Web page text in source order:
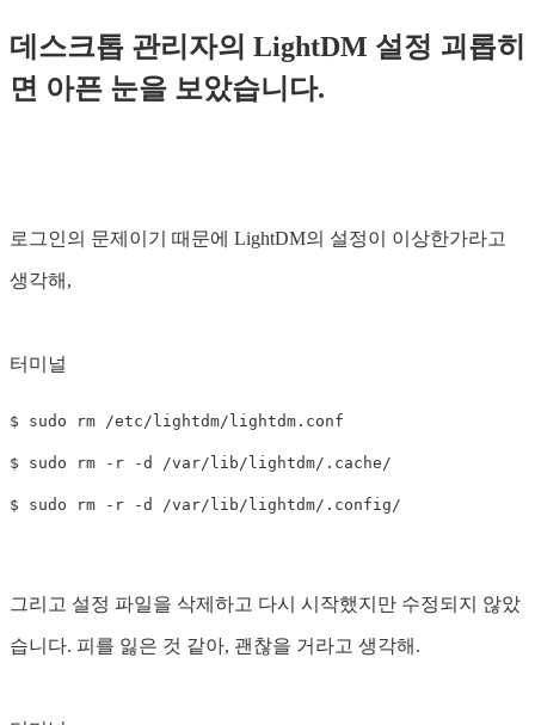
데스크톱 관리자의 LightDM 설정 괴롭히
면 아픈 눈을 보았습니다.
로그인의 문제이기 때문에 LightDM의 설정이 이상한가라고
생각해,
터미널
$ sudo rm
$ sudo rm -r -d
$ sudo rm -r -d
그리고 설정 파일을 삭제하고 다시 시작했지만 수정되지 않았
습니다. 피를 잃은 것 같아, 괜찮을 거라고 생각해.